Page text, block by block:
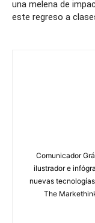
una melena de
este regreso a
Comunicador
ilustrador e
nuevas
The